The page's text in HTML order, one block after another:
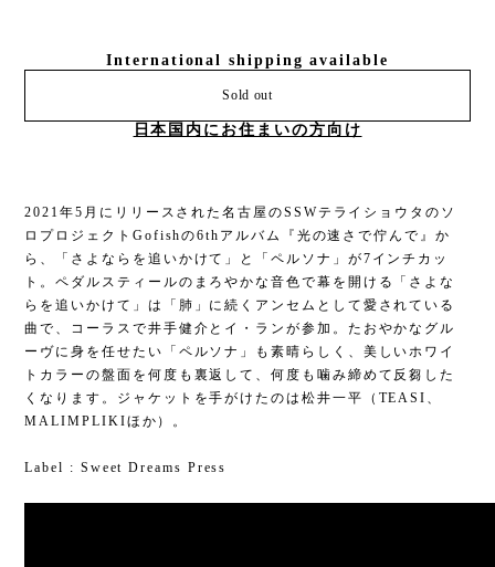
International shipping available
Sold out
日本国内にお住まいの方向け
2021年5月にリリースされた名古屋のSSWテライショウタのソ
ロプロジェクトGofishの6thアルバム『光の速さで佇んで』か
ら、「さよならを追いかけて」と「ペルソナ」が7インチカッ
ト。ペダルスティールのまろやかな音色で幕を開ける「さよな
らを追いかけて」は「肺」に続くアンセムとして愛されている
曲で、コーラスで井手健介とイ・ランが参加。たおやかなグル
ーヴに身を任せたい「ペルソナ」も素晴らしく、美しいホワイ
トカラーの盤面を何度も裏返して、何度も噛み締めて反芻した
くなります。ジャケットを手がけたのは松井一平（TEASI、
MALIMPLIKIほか）。
Label : Sweet Dreams Press